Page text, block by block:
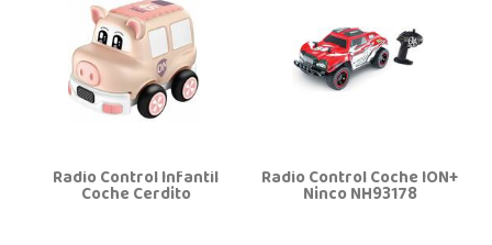
Radio Control Infantil
Coche Cerdito Radio Control Coche ION+
Ninco NH93178